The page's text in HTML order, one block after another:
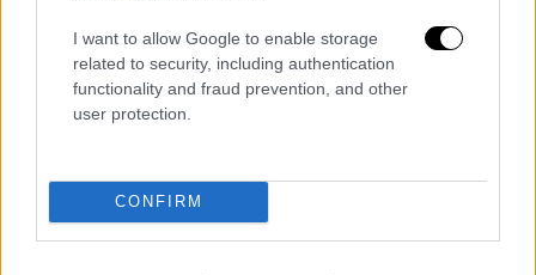
I want to allow Google to enable storage
related to security, including authentication
functionality and fraud prevention, and other
user protection.
CONFIRM
θα πρέπει να αποκλειστεί το ενδεχόμενο να
υπάρξει υποψήφιος και από την πλευρά των
λεγόμενων «Προεδρικών». Αν και μετά τις
«Προεδρικοί» θα ψάξουν το πρόσωπο εκείνο
που θα μπορέσει να κοντράρει στα ίσα την